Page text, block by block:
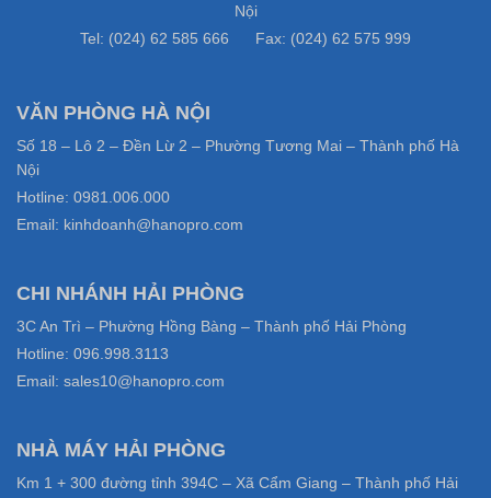
Nội
Tel: (024) 62 585 666 Fax: (024) 62 575 999
VĂN PHÒNG HÀ NỘI
Số 18 – Lô 2 – Đền Lừ 2 – Phường Tương Mai – Thành phố Hà
Nội
Hotline: 0981.006.000
Email: kinhdoanh@hanopro.com
CHI NHÁNH HẢI PHÒNG
3C An Trì – Phường Hồng Bàng – Thành phố Hải Phòng
Hotline: 096.998.3113
Email: sales10@hanopro.com
NHÀ MÁY HẢI PHÒNG
Km 1 + 300 đường tỉnh 394C – Xã Cẩm Giang – Thành phố Hải